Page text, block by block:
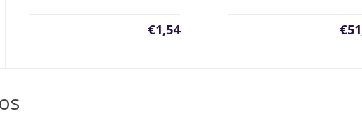
€1,54 €